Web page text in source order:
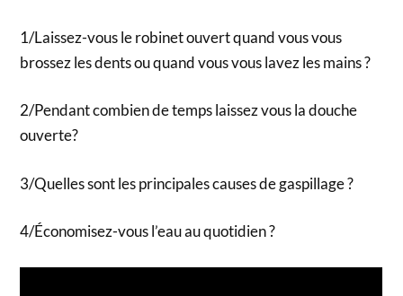
1/Laissez-vous le robinet ouvert quand vous vous
brossez les dents ou quand vous vous lavez les mains ?
2/Pendant combien de temps laissez vous la douche
ouverte?
3/Quelles sont les principales causes de gaspillage ?
4/Économisez-vous l’eau au quotidien ?